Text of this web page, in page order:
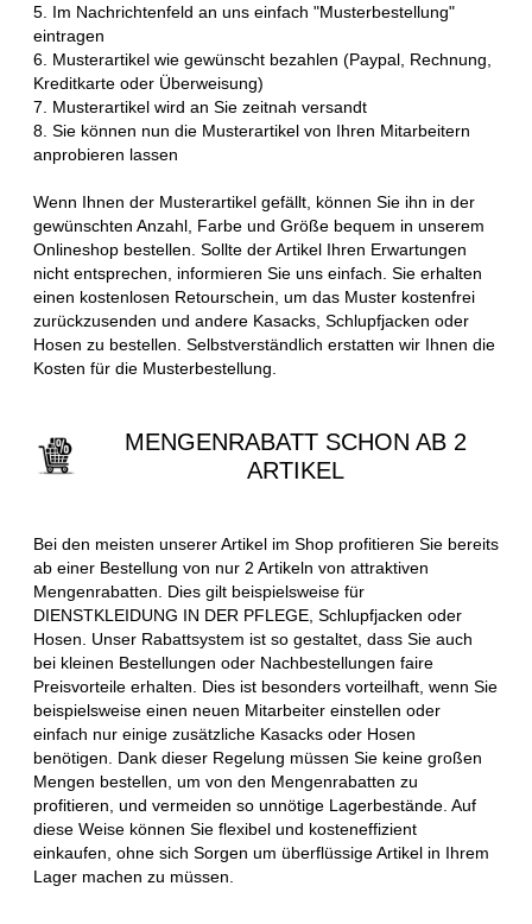
5. Im Nachrichtenfeld an uns einfach "Musterbestellung"
eintragen
6. Musterartikel wie gewünscht bezahlen (Paypal, Rechnung,
Kreditkarte oder Überweisung)
7. Musterartikel wird an Sie zeitnah versandt
8. Sie können nun die Musterartikel von Ihren Mitarbeitern
anprobieren lassen
Wenn Ihnen der Musterartikel gefällt, können Sie ihn in der
gewünschten Anzahl, Farbe und Größe bequem in unserem
Onlineshop bestellen. Sollte der Artikel Ihren Erwartungen
nicht entsprechen, informieren Sie uns einfach. Sie erhalten
einen kostenlosen Retourschein, um das Muster kostenfrei
zurückzusenden und andere Kasacks, Schlupfjacken oder
Hosen zu bestellen. Selbstverständlich erstatten wir Ihnen die
Kosten für die Musterbestellung.
MENGENRABATT SCHON AB 2
ARTIKEL
Bei den meisten unserer Artikel im Shop profitieren Sie bereits
ab einer Bestellung von nur 2 Artikeln von attraktiven
Mengenrabatten. Dies gilt beispielsweise für
DIENSTKLEIDUNG IN DER PFLEGE, Schlupfjacken oder
Hosen. Unser Rabattsystem ist so gestaltet, dass Sie auch
bei kleinen Bestellungen oder Nachbestellungen faire
Preisvorteile erhalten. Dies ist besonders vorteilhaft, wenn Sie
beispielsweise einen neuen Mitarbeiter einstellen oder
einfach nur einige zusätzliche Kasacks oder Hosen
benötigen. Dank dieser Regelung müssen Sie keine großen
Mengen bestellen, um von den Mengenrabatten zu
profitieren, und vermeiden so unnötige Lagerbestände. Auf
diese Weise können Sie flexibel und kosteneffizient
einkaufen, ohne sich Sorgen um überflüssige Artikel in Ihrem
Lager machen zu müssen.